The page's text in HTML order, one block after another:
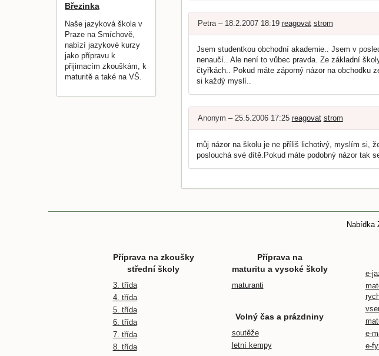
Březinka
Naše jazyková škola v
Praze na Smíchově,
nabízí jazykové kurzy
jako přípravu k
přijimacím zkouškám, k
maturitě a také na VŠ.
Petra – 18.2.2007 18:19 reagovat strom
Jsem studentkou obchodní akademie.. Jsem v
nenaučí.. Ale není to vůbec pravda. Ze základní
čtyřkách.. Pokud máte záporný názor na obchodku
si každý myslí..
Anonym – 25.5.2006 17:25 reagovat strom
můj názor na školu je ne příliš lichotivý, myslím si,
poslouchá své dítě.Pokud máte podobný názor tak
Nabídka
Příprava na zkoušky
střední školy
3. třída
4. třída
5. třída
6. třída
7. třída
8. třída
Příprava na
maturitu a vysoké školy
maturanti
Volný čas a prázdniny
soutěže
letní kempy
e-
e-
e-